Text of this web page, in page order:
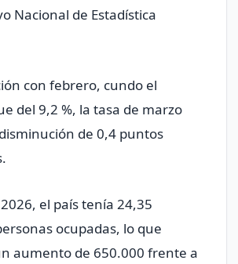
Nacional de Estadística
con febrero, cundo el
del 9,2 %, la tasa de marzo
de 0,4 puntos
el país tenía 24,35
ocupadas, lo que
aumento de 650.000 frente a